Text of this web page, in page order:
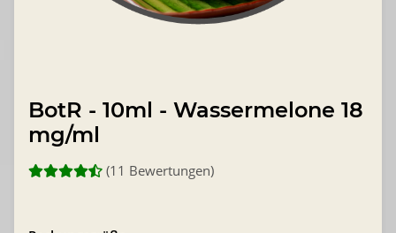
BotR - 10ml - Wassermelone 18
mg/ml
(11 Bewertungen)